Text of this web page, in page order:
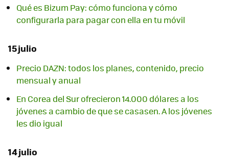
Qué es Bizum Pay: cómo funciona y cómo
configurarla para pagar con ella en tu móvil
15 julio
Precio DAZN: todos los planes, contenido, precio
mensual y anual
En Corea del Sur ofrecieron 14.000 dólares a los
jóvenes a cambio de que se casasen. A los jóvenes
les dio igual
14 julio